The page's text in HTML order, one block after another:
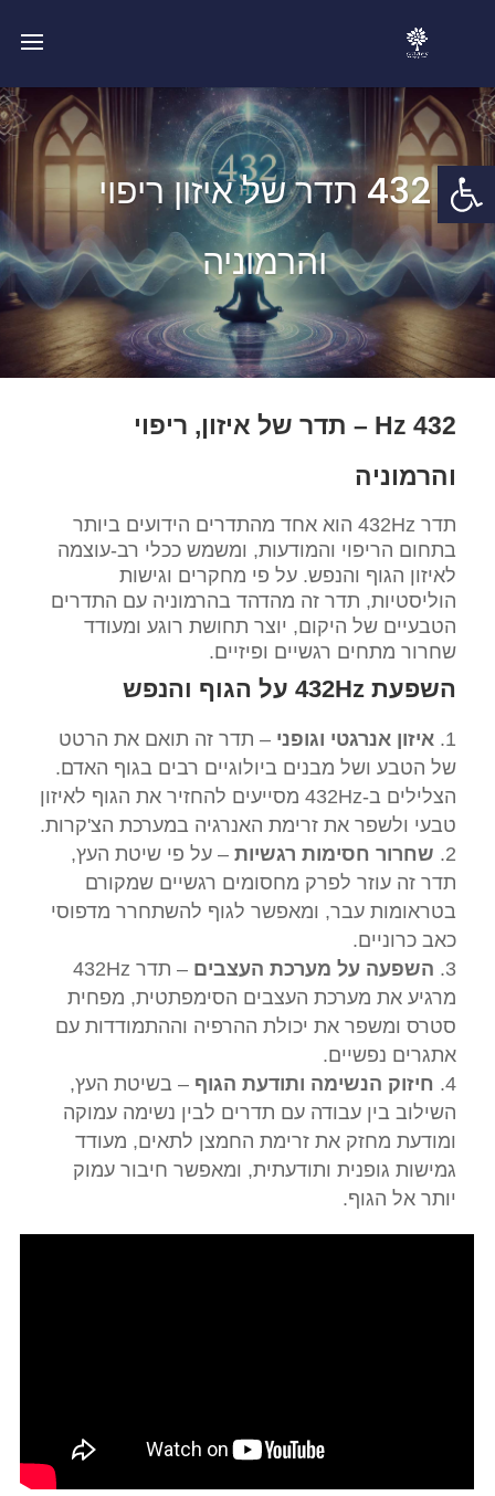
פתח סרגל נגישות 432 תדר של איזון ריפוי
והרמוניה
432 Hz – תדר של איזון, ריפוי
והרמוניה
תדר 432Hz הוא אחד מהתדרים הידועים ביותר
בתחום הריפוי והמודעות, ומשמש ככלי רב-עוצמה
לאיזון הגוף והנפש. על פי מחקרים וגישות
הוליסטיות, תדר זה מהדהד בהרמוניה עם התדרים
הטבעיים של היקום, יוצר תחושת רוגע ומעודד
שחרור מתחים רגשיים ופיזיים.
השפעת 432Hz על הגוף והנפש
איזון אנרגטי וגופני – תדר זה תואם את הרטט
של הטבע ושל מבנים ביולוגיים רבים בגוף האדם.
הצלילים ב-432Hz מסייעים להחזיר את הגוף לאיזון
טבעי ולשפר את זרימת האנרגיה במערכת הצ'קרות.
שחרור חסימות רגשיות – על פי שיטת העץ,
תדר זה עוזר לפרק מחסומים רגשיים שמקורם
בטראומות עבר, ומאפשר לגוף להשתחרר מדפוסי
כאב כרוניים.
השפעה על מערכת העצבים
– תדר 432Hz
מרגיע את מערכת העצבים הסימפתטית, מפחית
סטרס ומשפר את יכולת ההרפיה וההתמודדות עם
אתגרים נפשיים.
חיזוק הנשימה ותודעת הגוף – בשיטת העץ,
השילוב בין עבודה עם תדרים לבין נשימה עמוקה
ומודעת מחזק את זרימת החמצן לתאים, מעודד
גמישות גופנית ותודעתית, ומאפשר חיבור עמוק
יותר אל הגוף.